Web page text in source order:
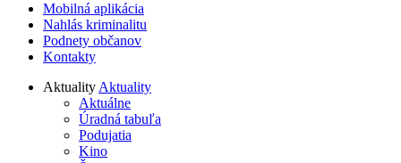
Mobilná aplikácia
Nahlás kriminalitu
Podnety občanov
Kontakty
Aktuality Aktuality
Aktuálne
Úradná tabuľa
Podujatia
Kino